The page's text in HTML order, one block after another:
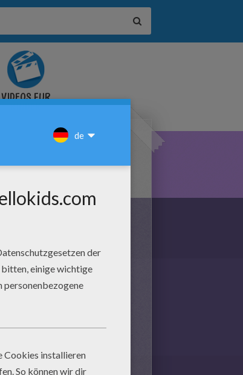
VIDEOS FÜR
KINDER